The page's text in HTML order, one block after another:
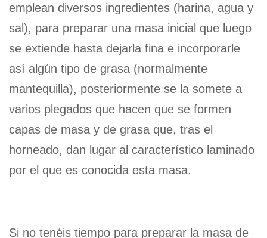
emplean diversos ingredientes (harina, agua y
sal), para preparar una masa inicial que luego
se extiende hasta dejarla fina e incorporarle
así algún tipo de grasa (normalmente
mantequilla), posteriormente se la somete a
varios plegados que hacen que se formen
capas de masa y de grasa que, tras el
horneado, dan lugar al característico laminado
por el que es conocida esta masa.
Si no tenéis tiempo para preparar la masa de